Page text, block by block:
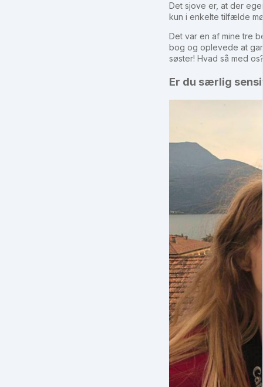
Det sjove er, at der
kun i enkelte tilfælde
Det var en af mine tre
bog og oplevede at
søster! Hvad så med
Er du særlig